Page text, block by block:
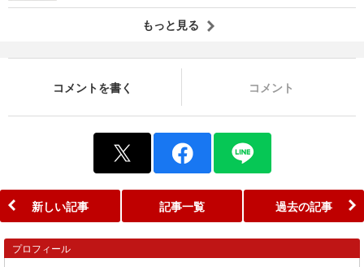
もっと見る
コメントを書く コメント
新しい記事 記事一覧 過去の記事
プロフィール